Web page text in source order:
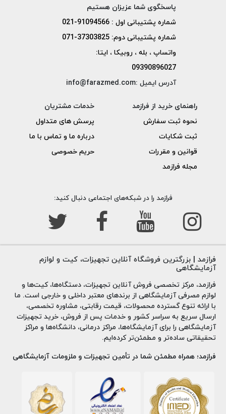
پاسخگوی شما عزیزان هستیم
شماره پشتیبانی اول : 91094566-021
شماره پشتیبانی دوم: 37303825-071
واتساپ ، بله ، روبیکا ، ایتا:
09390896027
آدرس ایمیل :info@farazmed.com
راهنمای خرید از فرازمد
نحوه ثبت سفارش
ثبت شکایات
قوانین و مقررات
مجله فرازمد
خدمات مشتریان
پرسش های متداول
درباره ما و تماس با ما
حریم خصوصی
فرازمد را در شبکه‌های اجتماعی دنبال کنید:
فرازمد | بزرگترین فروشگاه آنلاین تجهیزات، کیت و لوازم
آزمایشگاهی
فرازمد، مرکز تخصصی فروش آنلاین تجهیزات، دستگاه‌ها، کیت‌ها و
لوازم مصرفی آزمایشگاهی از برندهای معتبر داخلی و خارجی است. ما
با ارائه تنوع گسترده محصولات، قیمت رقابتی، مشاوره تخصصی،
ارسال سریع به سراسر کشور و خدمات پس از فروش، خرید تجهیزات
آزمایشگاهی را برای آزمایشگاه‌ها، مراکز درمانی، دانشگاه‌ها و مراکز
تحقیقاتی ساده‌تر و مطمئن‌تر کرده‌ایم.
فرازمد؛ همراه مطمئن شما در تأمین تجهیزات و ملزومات آزمایشگاهی